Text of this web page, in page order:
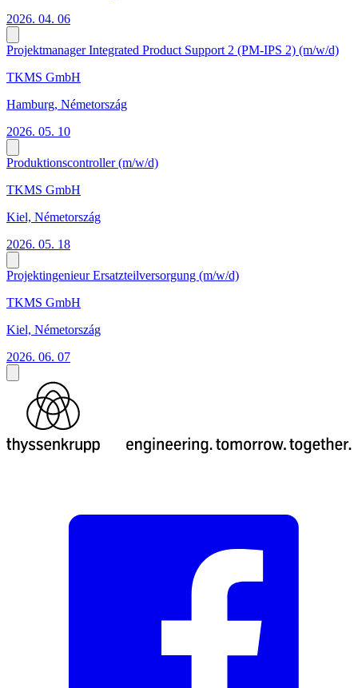
2026. 04. 06
Projektmanager Integrated Product Support 2 (PM-IPS 2) (m/w/d)
TKMS GmbH
Hamburg, Németország
2026. 05. 10
Produktionscontroller (m/w/d)
TKMS GmbH
Kiel, Németország
2026. 05. 18
Projektingenieur Ersatzteilversorgung (m/w/d)
TKMS GmbH
Kiel, Németország
2026. 06. 07